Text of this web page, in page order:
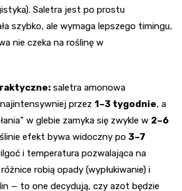
Saletra jest po prostu
szybko, ale wymaga lepszego timingu,
nie czeka na roślinę w
saletra amonowa
przez 1–3 tygodnie, a
w glebie zamyka się zwykle w 2–6
efekt bywa widoczny po 3–7
i temperatura pozwalająca na
robią opady (wypłukiwanie) i
— to one decydują, czy azot będzie